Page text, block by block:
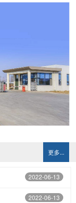
更多...
2022-06-13
2022-06-13